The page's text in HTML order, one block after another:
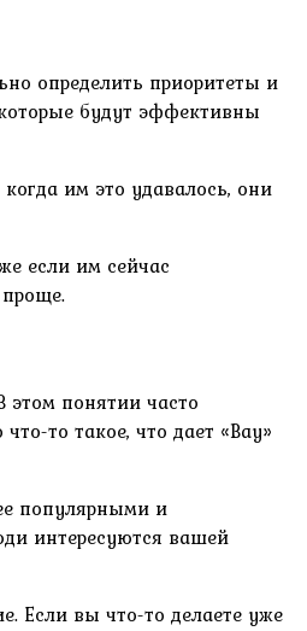
определить приоритеты и
будут эффективны
им это удавалось, они
если им сейчас
этом понятии часто
то такое, что дает «Вау»
популярными и
интересуются вашей
Если вы что-то делаете уже